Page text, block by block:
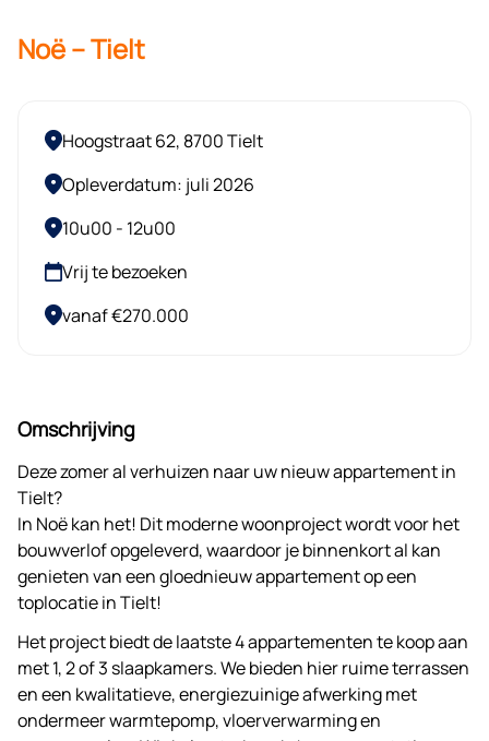
Noë – Tielt
Hoogstraat 62, 8700 Tielt
Opleverdatum: juli 2026
10u00 - 12u00
Vrij te bezoeken
vanaf €270.000
Omschrijving
Deze zomer al verhuizen naar uw nieuw appartement in
Tielt?
In Noë kan het! Dit moderne woonproject wordt voor het
bouwverlof opgeleverd, waardoor je binnenkort al kan
genieten van een gloednieuw appartement op een
toplocatie in Tielt!
Het project biedt de laatste 4 appartementen te koop aan
met 1, 2 of 3 slaapkamers. We bieden hier ruime terrassen
en een kwalitatieve, energiezuinige afwerking met
ondermeer warmtepomp, vloerverwarming en